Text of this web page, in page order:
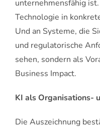
unternehmensfähig
Technologie in
Und an Systeme, die
und regulatorische
sehen, sondern als
Business Impact.
KI als Organisations-
Die Auszeichnung